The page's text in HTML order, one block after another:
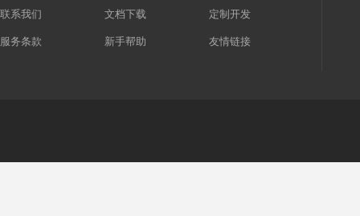
联系我们
服务条款
文档下载
新手帮助
定制开发
友情链接